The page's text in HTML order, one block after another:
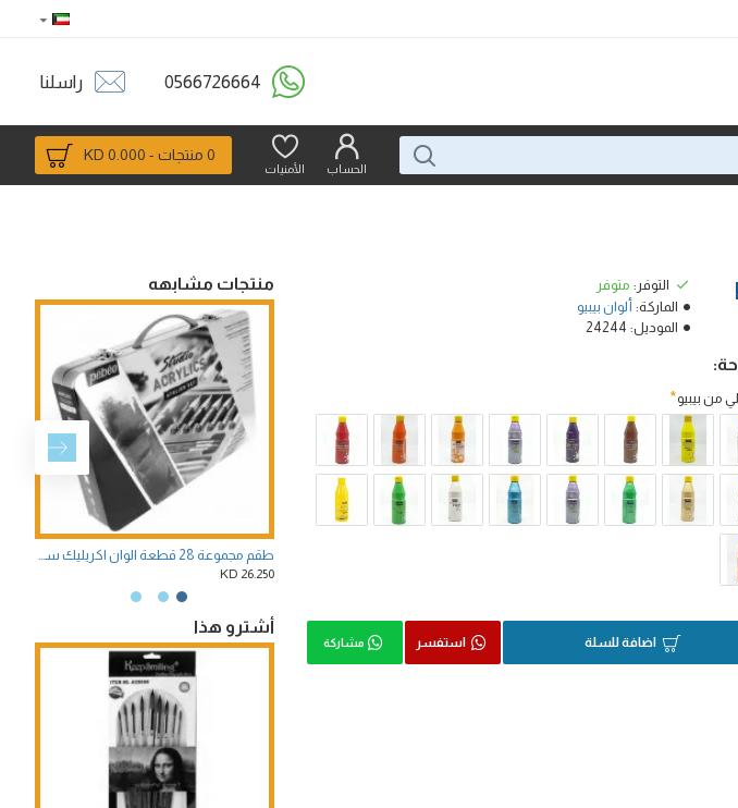
0566726664 راسلنا
الحساب الأمنيات
0 منتجات - 0.000 KD
التوفر: متوفر
الماركة: ألوان بيبيو
الموديل: 24244
اضافة للسلة استفسر مشاركة
منتجات مشابهه
طقم مجموعة 28 قطعة الوان اكريليك ستوديو شنطة معدنية متكاملة بيبيو الفرنسية
26.250 KD
أشترو هذا